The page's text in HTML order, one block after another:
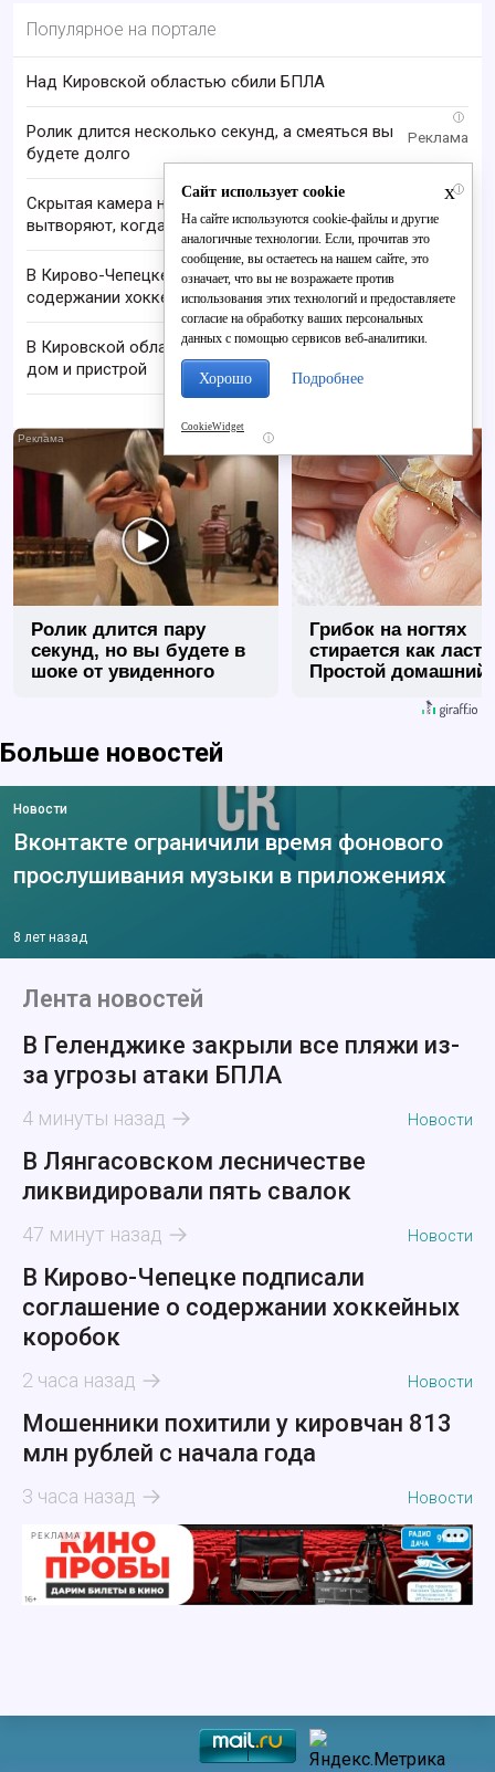
Популярное на портале
Над Кировской областью сбили БПЛА
i
Ролик длится несколько секунд, а смеяться вы
будете долго
i
Скрытая камера на пляже Крыма: Что люди
вытворяют, когда их не видят...
В Кирово-Чепецке подписали соглашение о
содержании хоккейных коробок
В Кировской области при пожаре в садах сгорел
дом и пристрой
i
Ролик длится пару
секунд, но вы будете в
шоке от увиденного
Грибок на ногтях
стирается как
Простой домашний
Больше новостей
Новости
Вконтакте ограничили время фонового
прослушивания музыки в приложениях
8 лет назад
Лента новостей
В Геленджике закрыли все пляжи из-
за угрозы атаки БПЛА
4 минуты назад Новости
В Лянгасовском лесничестве
ликвидировали пять свалок
47 минут назад Новости
В Кирово-Чепецке подписали
соглашение о содержании хоккейных
коробок
2 часа назад Новости
Мошенники похитили у кировчан 813
млн рублей с начала года
3 часа назад Новости
РЕКЛАМА
x
Сайт использует cookie
На сайте используются cookie-файлы и другие
аналогичные технологии. Если, прочитав это
сообщение, вы остаетесь на нашем сайте, это
означает, что вы не возражаете против
использования этих технологий и предоставляете
согласие на обработку ваших персональных
данных с помощью сервисов веб-аналитики.
Хорошо Подробнее
CookieWidget